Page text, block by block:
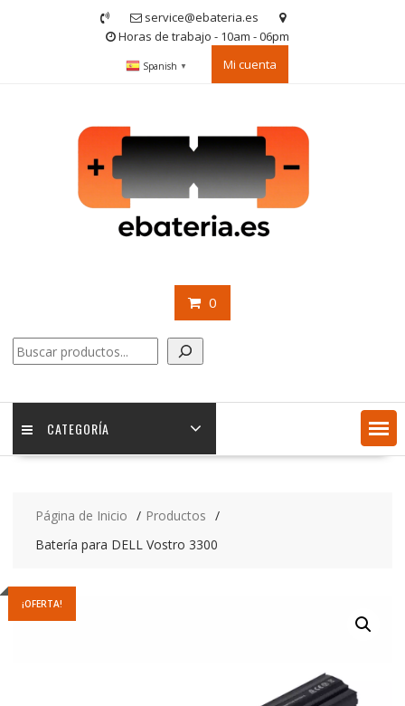
service@ebateria.es
Horas de trabajo - 10am - 06pm
Spanish ▼ Mi cuenta
0
Buscar
CATEGORÍA
Página de Inicio
Productos
Batería para DELL Vostro 3300
¡OFERTA!